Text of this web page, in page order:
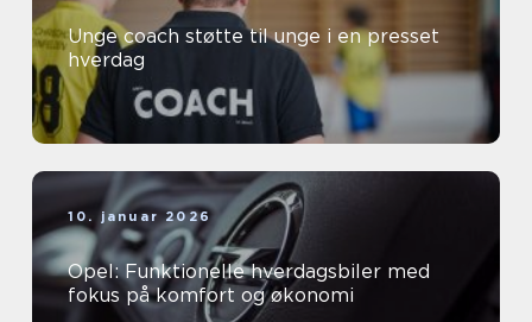
Unge coach støtte til unge i en presset
hverdag
10. januar 2026
Opel: Funktionelle hverdagsbiler med
fokus på komfort og økonomi